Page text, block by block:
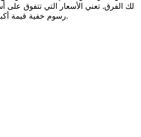
لك الفرق. تعني الأسعار التي تتفوق على
رسوم خفية قيمة أكبر على كل عملية تحويل.